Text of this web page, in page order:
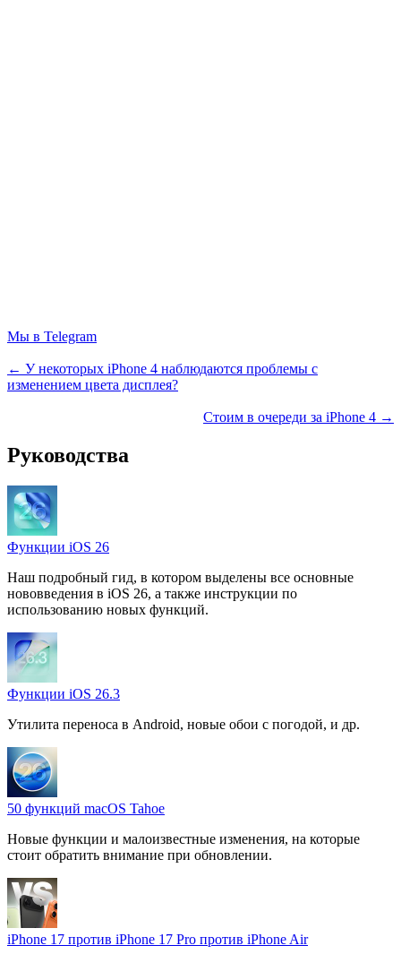
Мы в Telegram
← У некоторых iPhone 4 наблюдаются проблемы с
изменением цвета дисплея?
Стоим в очереди за iPhone 4 →
Руководства
Функции iOS 26
Наш подробный гид, в котором выделены все основные
нововведения в iOS 26, а также инструкции по
использованию новых функций.
Функции iOS 26.3
Утилита переноса в Android, новые обои с погодой, и др.
50 функций macOS Tahoe
Новые функции и малоизвестные изменения, на которые
стоит обратить внимание при обновлении.
iPhone 17 против iPhone 17 Pro против iPhone Air